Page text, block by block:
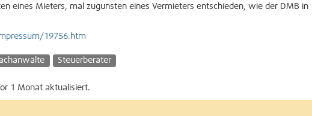
eines Mieters, mal zugunsten eines Vermieters entschieden, wie der DMB in
19756.htm
Steuerberater
1 Monat aktualisiert.